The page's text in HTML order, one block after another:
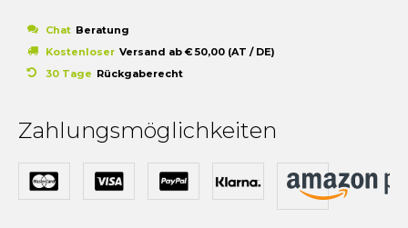
Chat Beratung
Kostenloser Versand ab € 50,00 (AT / DE)
30 Tage Rückgaberecht
Zahlungsmöglichkeiten